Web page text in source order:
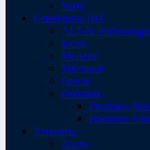
Sony
Серверное ПО
ALT-N
Kerio
McAfee
Microsoft
Oracle
Proxmox
Proxmox
Proxmox
Утилиты
Zoom